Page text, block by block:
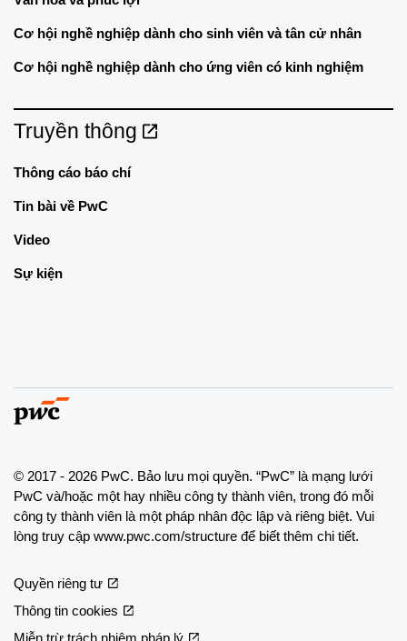
Cơ hội nghề nghiệp dành cho sinh viên và tân cử nhân
Cơ hội nghề nghiệp dành cho ứng viên có kinh nghiệm
Truyền thông
Thông cáo báo chí
Tin bài về PwC
Video
Sự kiện
© 2017 - 2026 PwC. Bảo lưu mọi quyền. “PwC” là mạng lưới
PwC và/hoặc một hay nhiều công ty thành viên, trong đó mỗi
công ty thành viên là một pháp nhân độc lập và riêng biệt. Vui
lòng truy cập www.pwc.com/structure để biết thêm chi tiết.
Quyền riêng tư
Thông tin cookies